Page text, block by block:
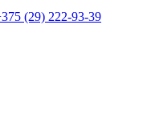
(29) 222-93-39